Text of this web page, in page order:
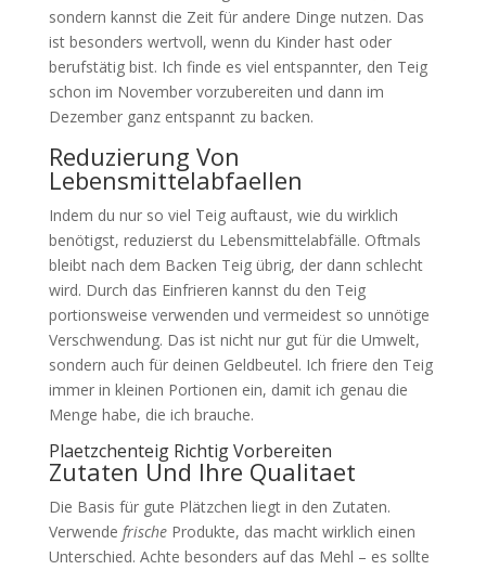
sondern kannst die Zeit für andere Dinge nutzen. Das
ist besonders wertvoll, wenn du Kinder hast oder
berufstätig bist. Ich finde es viel entspannter, den Teig
schon im November vorzubereiten und dann im
Dezember ganz entspannt zu backen.
Reduzierung Von
Lebensmittelabfaellen
Indem du nur so viel Teig auftaust, wie du wirklich
benötigst, reduzierst du Lebensmittelabfälle. Oftmals
bleibt nach dem Backen Teig übrig, der dann schlecht
wird. Durch das Einfrieren kannst du den Teig
portionsweise verwenden und vermeidest so unnötige
Verschwendung. Das ist nicht nur gut für die Umwelt,
sondern auch für deinen Geldbeutel. Ich friere den Teig
immer in kleinen Portionen ein, damit ich genau die
Menge habe, die ich brauche.
Plaetzchenteig Richtig Vorbereiten
Zutaten Und Ihre Qualitaet
Die Basis für gute Plätzchen liegt in den Zutaten.
Verwende frischeProdukte, das macht wirklich einen
Unterschied. Achte besonders auf das Mehl – es sollte